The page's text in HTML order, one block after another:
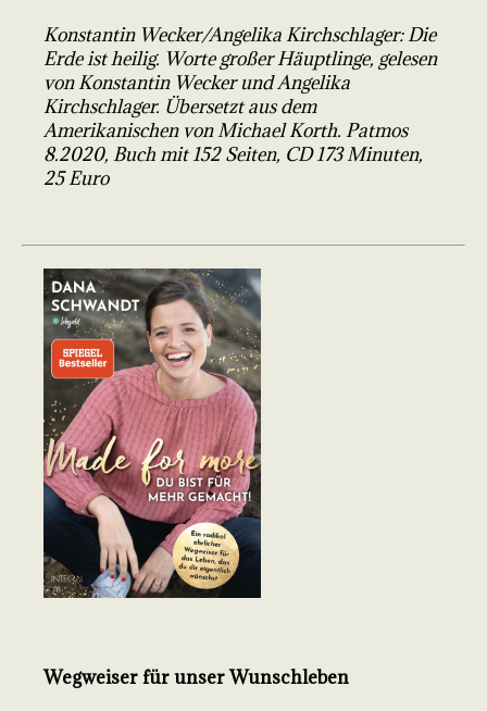
Konstantin Wecker/Angelika Kirchschlager: Die
Erde ist heilig. Worte großer Häuptlinge, gelesen
von Konstantin Wecker und Angelika
Kirchschlager. Übersetzt aus dem
Amerikanischen von Michael Korth. Patmos
8.2020, Buch mit 152 Seiten, CD 173 Minuten,
25 Euro
Wegweiser für unser Wunschleben